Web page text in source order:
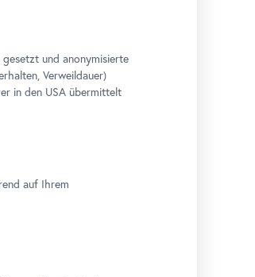
und anonymisierte
Verweildauer)
in den USA übermittelt
auf Ihrem